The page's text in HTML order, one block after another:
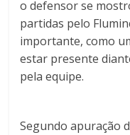
o defensor se
partidas pelo
importante, como
estar presente
pela equipe.
Segundo apuração